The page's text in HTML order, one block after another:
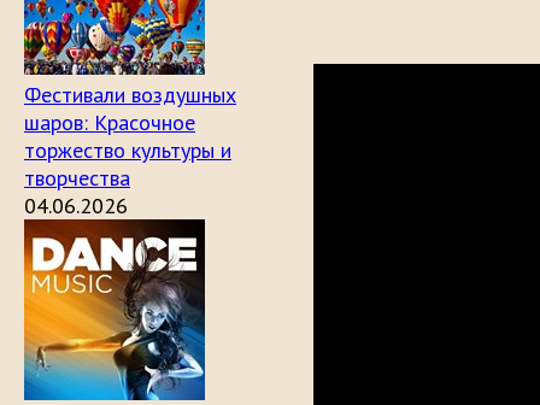
Фестивали воздушных
шаров: Красочное
торжество культуры и
творчества
04.06.2026